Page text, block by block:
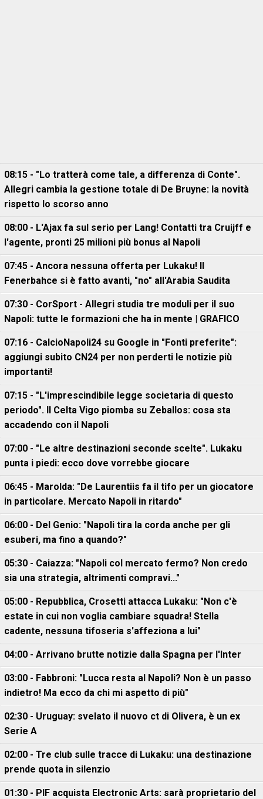
08:15 - "Lo tratterà come tale, a differenza di Conte".
Allegri cambia la gestione totale di De Bruyne: la novità
rispetto lo scorso anno
08:00 - L'Ajax fa sul serio per Lang! Contatti tra Cruijff e
l'agente, pronti 25 milioni più bonus al Napoli
07:45 - Ancora nessuna offerta per Lukaku! Il
Fenerbahce si è fatto avanti, "no" all'Arabia Saudita
07:30 - CorSport - Allegri studia tre moduli per il suo
Napoli: tutte le formazioni che ha in mente | GRAFICO
07:16 - CalcioNapoli24 su Google in "Fonti preferite":
aggiungi subito CN24 per non perderti le notizie più
importanti!
07:15 - "L'imprescindibile legge societaria di questo
periodo". Il Celta Vigo piomba su Zeballos: cosa sta
accadendo con il Napoli
07:00 - "Le altre destinazioni seconde scelte". Lukaku
punta i piedi: ecco dove vorrebbe giocare
06:45 - Marolda: "De Laurentiis fa il tifo per un giocatore
in particolare. Mercato Napoli in ritardo"
06:00 - Del Genio: "Napoli tira la corda anche per gli
esuberi, ma fino a quando?"
05:30 - Caiazza: "Napoli col mercato fermo? Non credo
sia una strategia, altrimenti compravi..."
05:00 - Repubblica, Crosetti attacca Lukaku: "Non c'è
estate in cui non voglia cambiare squadra! Stella
cadente, nessuna tifoseria s'affeziona a lui"
04:00 - Arrivano brutte notizie dalla Spagna per l'Inter
03:00 - Fabbroni: "Lucca resta al Napoli? Non è un passo
indietro! Ma ecco da chi mi aspetto di più"
02:30 - Uruguay: svelato il nuovo ct di Olivera, è un ex
Serie A
02:00 - Tre club sulle tracce di Lukaku: una destinazione
prende quota in silenzio
01:30 - PIF acquista Electronic Arts: sarà proprietario del